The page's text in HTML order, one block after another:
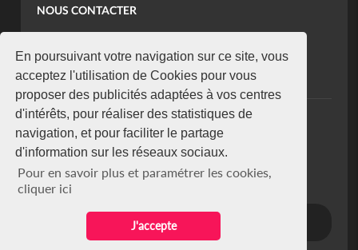
En poursuivant votre navigation sur ce site, vous
acceptez l'utilisation de Cookies pour vous
proposer des publicités adaptées à vos centres
d'intérêts, pour réaliser des statistiques de
navigation, et pour faciliter le partage
d'information sur les réseaux sociaux.
Pour en savoir plus et paramétrer les cookies,
cliquer ici
J'accepte
NOUS CONTACTER
koaci@yahoo.fr
+225 07 08 85 52 93
NEWSLETTER
Restez connecté via notre newsletter
S'abonner
Se désabonner